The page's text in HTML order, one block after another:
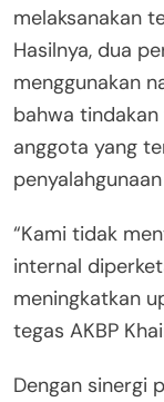
melaksanakan
Hasilnya, dua
menggunakan
bahwa
anggota yang
“Kami tidak
internal
meningkatkan
tegas AKBP
Dengan sinergi